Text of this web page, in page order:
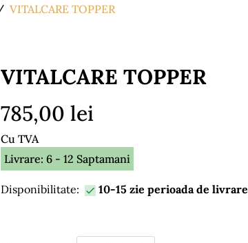
VITALCARE TOPPER
VITALCARE TOPPER
785,00 lei
Cu TVA
Livrare: 6 - 12 Saptamani
Disponibilitate:  10-15 zie perioada de livrare